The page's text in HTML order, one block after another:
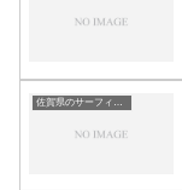
佐賀県のサーフィン波情報・ポイント・スポット一覧